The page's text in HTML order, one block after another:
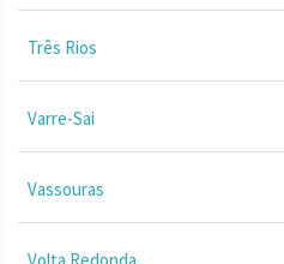
Três Rios
Varre-Sai
Vassouras